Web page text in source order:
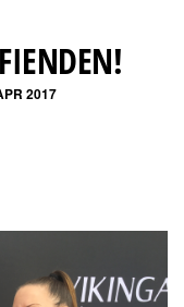
2017